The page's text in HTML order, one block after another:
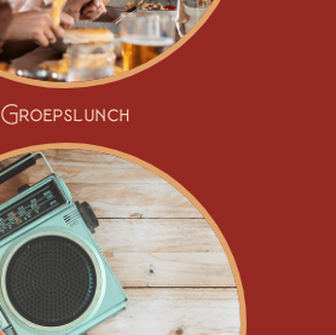
Groepslunch